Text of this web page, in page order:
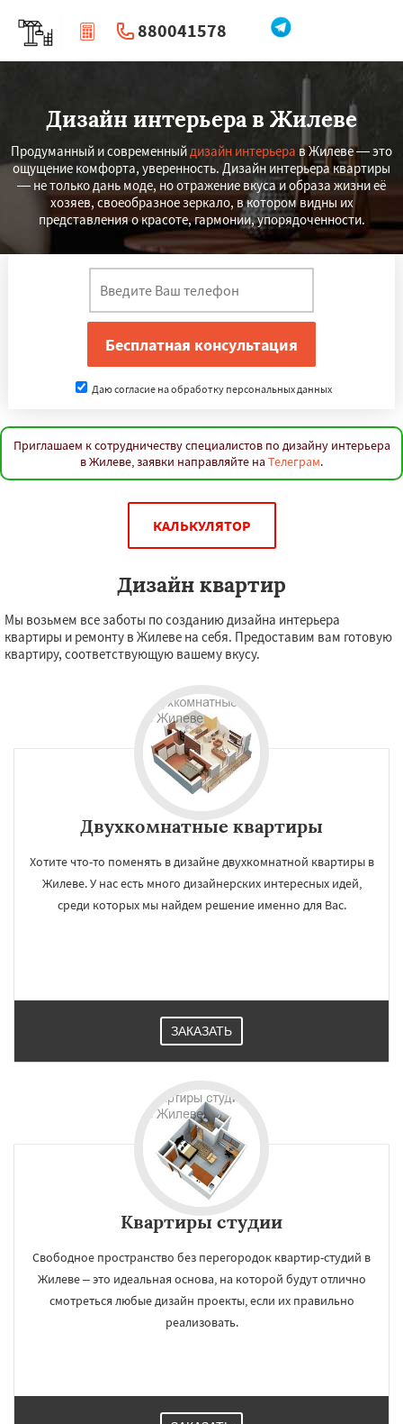
880041578
| Перезвоните мне
Дизайн интерьера в Жилеве
Продуманный и современныйдизайн интерьера в Жилеве — это
ощущение комфорта, уверенность. Дизайн интерьера квартиры
— не только дань моде, но отражение вкуса и образа жизни её
хозяев, своеобразное зеркало, в котором видны их
представления о красоте, гармонии, упорядоченности.
Даю согласие на обработку персональных данных
Приглашаем к сотрудничеству специалистов по дизайну интерьера
в Жилеве, заявки направляйте на Телеграм.
КАЛЬКУЛЯТОР
Дизайн квартир
Мы возьмем все заботы по созданию дизайна интерьера
квартиры и ремонту в Жилеве на себя. Предоставим вам готовую
квартиру, соответствующую вашему вкусу.
Двухкомнатные квартиры
Хотите что-то поменять в дизайне двухкомнатной квартиры в
Жилеве. У нас есть много дизайнерских интересных идей,
среди которых мы найдем решение именно для Вас.
ЗАКАЗАТЬ
Квартиры студии
Свободное пространство без перегородок квартир-студий в
Жилеве – это идеальная основа, на которой будут отлично
смотреться любые дизайн проекты, если их правильно
реализовать.